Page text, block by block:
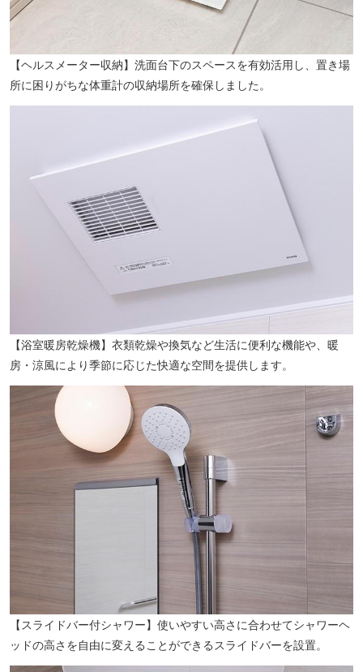
【ヘルスメーター収納】洗面台下のスペースを有効活用し、置き場
所に困りがちな体重計の収納場所を確保しました。
【浴室暖房乾燥機】衣類乾燥や換気など生活に便利な機能や、暖
房・涼風により季節に応じた快適な空間を提供します。
【スライドバー付シャワー】使いやすい高さに合わせてシャワーヘ
ッドの高さを自由に変えることができるスライドバーを設置。